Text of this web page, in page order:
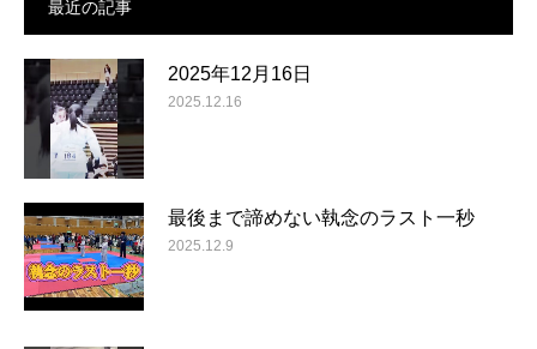
最近の記事
2025年12月16日
2025.12.16
最後まで諦めない執念のラスト一秒
2025.12.9